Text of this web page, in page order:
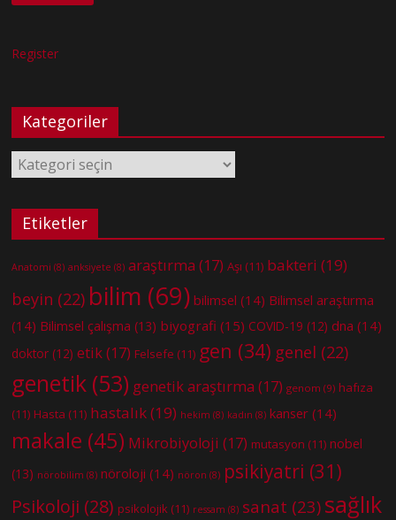
Register
Kategoriler
Kategoriler
Etiketler
Anatomi (8) anksiyete (8) araştırma (17) Aşı (11) bakteri (19)
beyin (22) bilim (69) bilimsel (14) Bilimsel araştırma
(14) Bilimsel çalışma (13) biyografi (15) COVID-19 (12) dna (14)
doktor (12) etik(17) Felsefe (11) gen (34) genel (22)
genetik (53) genetik araştırma (17) genom (9) hafıza
(11) Hasta (11) hastalık(19) hekim (8) kadın (8) kanser (14)
makale (45) Mikrobiyoloji (17) mutasyon (11) nobel
(13) nörobilim (8) nöroloji (14) nöron (8) psikiyatri (31)
Psikoloji (28) psikolojik (11) ressam (8) sanat (23) sağlık